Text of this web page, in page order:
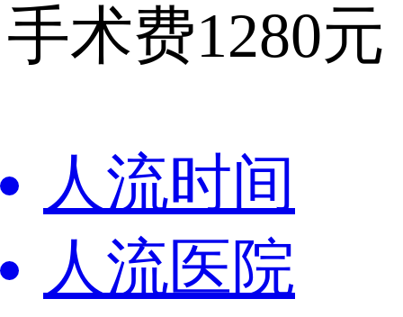
手术费1280元
人流时间
人流医院